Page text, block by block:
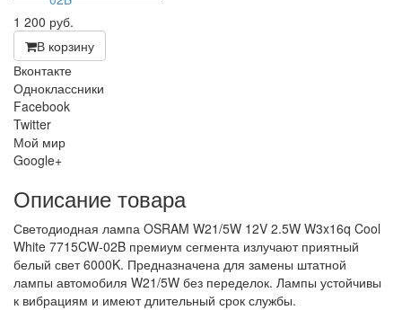
1 200 руб.
В корзину
Вконтакте
Одноклассники
Facebook
Twitter
Мой мир
Google+
Описание товара
Светодиодная лампа OSRAM W21/5W 12V 2.5W W3x16q Cool
White 7715CW-02B премиум сегмента излучают приятный
белый свет 6000K. Предназначена для замены штатной
лампы автомобиля W21/5W без переделок. Лампы устойчивы
к вибрациям и имеют длительный срок службы.